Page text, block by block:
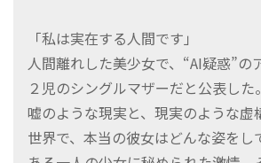
「私は実在する人間です」
人間離れした美少女で、“AI疑惑”の
２児のシングルマザーだと公表した。
嘘のような現実と、現実のような虚
世界で、本当の彼女はどんな姿をし